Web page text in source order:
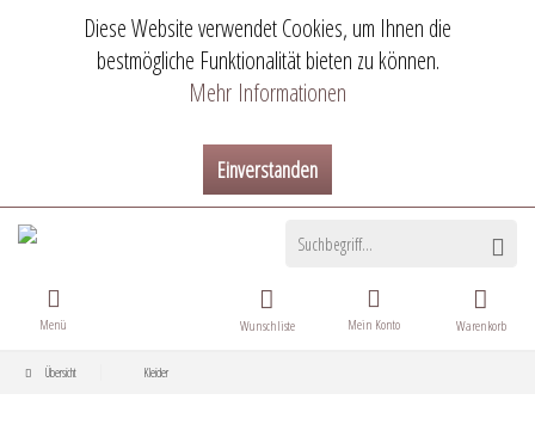
Diese Website verwendet Cookies, um Ihnen die
bestmögliche Funktionalität bieten zu können.
Mehr Informationen
Einverstanden
Warenkorb
Wunschliste Mein Konto
Menü
Übersicht Kleider